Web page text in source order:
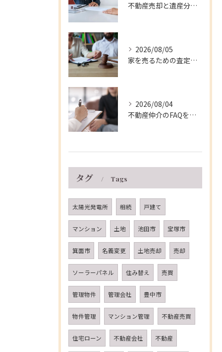
不動産売却と遺産分割を兵庫県伊丹市で円滑に進める実践的な手順と注意点
2026/08/05
家を売るための査定ポイントと兵庫県伊丹市の相場や費用を徹底解説
2026/08/04
不動産仲介のFAQを徹底解説！兵庫県伊丹市で不動産売却を安心して進めるための疑問とトラブル対策
タグ Tags
太陽光発電所 相続 戸建て
マンション 土地 池田市 宝塚市
箕面市 名義変更 土地売却 売却
ソーラーパネル 住み替え 売買
管理物件 管理会社 豊中市
物件管理 マンション管理 不動産売買
住宅ローン 不動産会社 不動産